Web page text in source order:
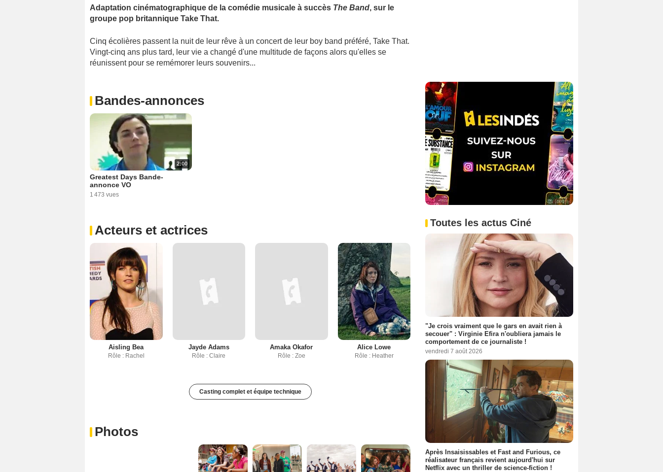
Adaptation cinématographique de la comédie musicale à succès The Band, sur le
groupe pop britannique Take That.
Cinq écolières passent la nuit de leur rêve à un concert de leur boy band préféré, Take That.
Vingt-cinq ans plus tard, leur vie a changé d'une multitude de façons alors qu'elles se
réunissent pour se remémorer leurs souvenirs...
Bandes-annonces
2:00
Greatest Days Bande-
annonce VO
1 473 vues
Acteurs et actrices
Aisling Bea
Rôle : Rachel
Jayde Adams
Rôle : Claire
Amaka Okafor
Rôle : Zoe
Alice Lowe
Rôle : Heather
Casting complet et équipe technique
Photos
Toutes les actus Ciné
"Je crois vraiment que le gars en avait rien à
secouer" : Virginie Efira n'oubliera jamais le
comportement de ce journaliste !
vendredi 7 août 2026
Après Insaisissables et Fast and Furious, ce
réalisateur français revient aujourd'hui sur
Netflix avec un thriller de science-fiction !